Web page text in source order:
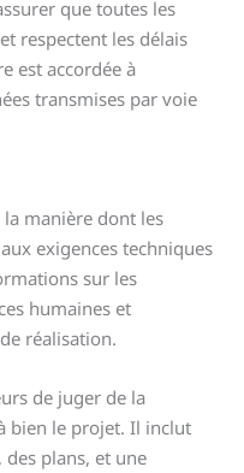
que toutes les
respectent les délais
est accordée à
transmises par voie
la manière dont les
exigences techniques
sur les
humaines et
réalisation.
de juger de la
bien le projet. Il inclut
des plans, et une